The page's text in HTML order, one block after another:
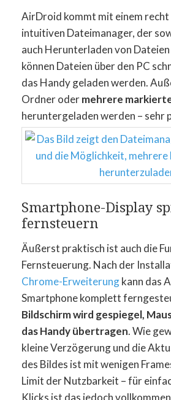
AirDroid kommt mit einem recht
intuitiven Dateimanager, der
auch Herunterladen von
können Dateien über den PC
das Handy geladen werden.
Ordner odermehrere
heruntergeladen werden – sehr
Smartphone-Display
fernsteuern
Äußerst praktisch ist auch die
Fernsteuerung. Nach der
Chrome-Erweiterungkann das
Smartphone komplett
Bildschirm wird gespiegel,
das Handy übertragen. Wie
kleine Verzögerung und die
des Bildes ist mit wenigen
Limit der Nutzbarkeit – für
Klicks ist das jedoch